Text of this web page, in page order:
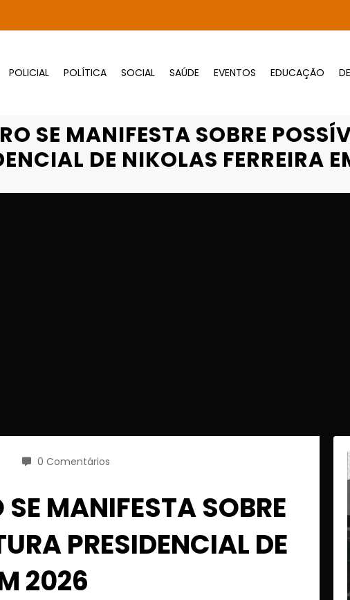
POLICIAL POLÍTICA SOCIAL SAÚDE EVENTOS EDUCAÇÃO
SE MANIFESTA SOBRE
DE NIKOLAS FERREIRA
0 Comentários
MANIFESTA SOBRE
PRESIDENCIAL DE
2026